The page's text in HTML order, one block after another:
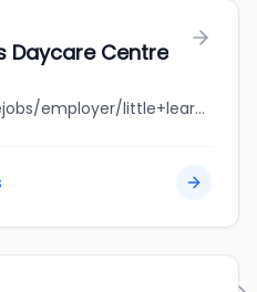
Daycare Centre
jobbank.gc.ca/browsejobs/employer/little+learners+daycare+centre/ca